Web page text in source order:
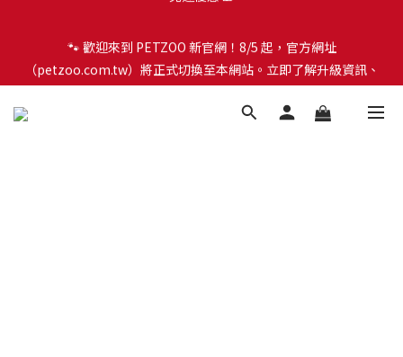
（petzoo.com.tw）將正式切換至本網站。立即了解升級資訊、
會員權益及常見問題 ＞
（petzoo.com.tw）將正式切換至本網站。立即了解升級資訊、
會員權益及常見問題 ＞
✨【新朋友見面禮】現在註冊即領 $100 購物金！全館滿 $1,500 享